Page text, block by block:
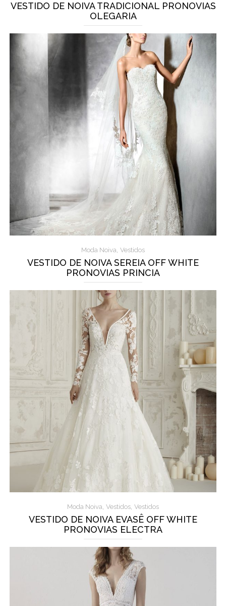
VESTIDO DE NOIVA TRADICIONAL PRONOVIAS
OLEGARIA
Moda Noiva, Vestidos
VESTIDO DE NOIVA SEREIA OFF WHITE
PRONOVIAS PRINCIA
Moda Noiva, Vestidos, Vestidos
VESTIDO DE NOIVA EVASÊ OFF WHITE
PRONOVIAS ELECTRA